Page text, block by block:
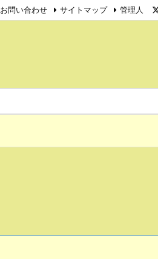
お問い合わせ サイトマップ 管理人